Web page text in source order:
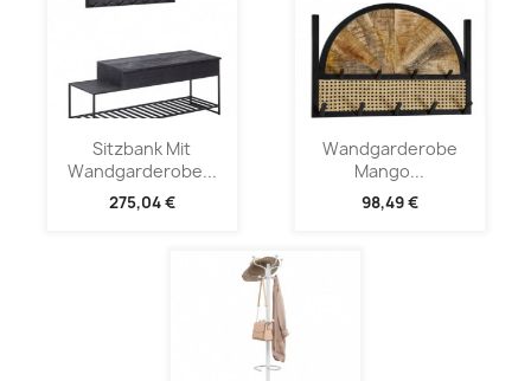
Sitzbank Mit
Wandgarderobe...
275,04 €
Wandgarderobe
Mango...
98,49 €